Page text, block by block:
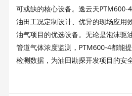
可或缺的核心设备。逸云天PTM600-4
油田工况定制设计、优异的现场应用
油气项目的优选设备。无论是泡沫驱
管道气体浓度监测， PTM600-4都能
检测数据，为油田勘探开发项目的安